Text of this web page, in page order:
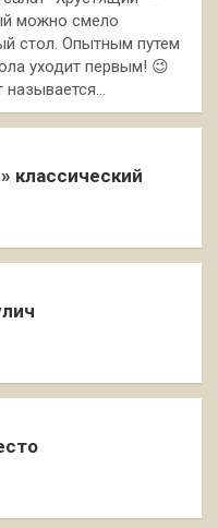
можно смело
стол. Опытным путем
уходит первым! 😉
классический